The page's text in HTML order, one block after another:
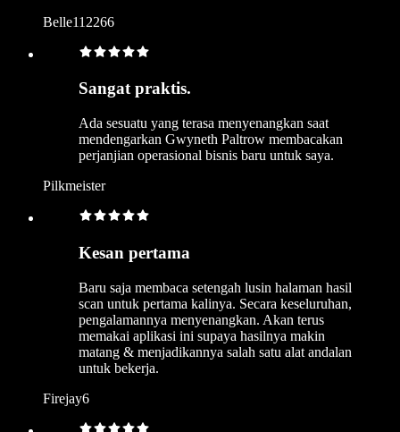
Belle112266
Sangat praktis.
Ada sesuatu yang terasa menyenangkan saat
mendengarkan Gwyneth Paltrow membacakan
perjanjian operasional bisnis baru untuk saya.
Pilkmeister
Kesan pertama
Baru saja membaca setengah lusin halaman hasil
scan untuk pertama kalinya. Secara keseluruhan,
pengalamannya menyenangkan. Akan terus
memakai aplikasi ini supaya hasilnya makin
matang & menjadikannya salah satu alat andalan
untuk bekerja.
Firejay6